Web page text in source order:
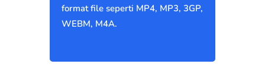
format file seperti MP4, MP3, 3GP,
WEBM, M4A.